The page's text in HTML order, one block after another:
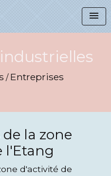
menu
/ Entreprises
la zone
l'Etang
d'activité de